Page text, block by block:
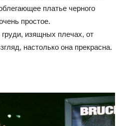
платье черного
простое.
изящных плечах, от
настолько она прекрасна.